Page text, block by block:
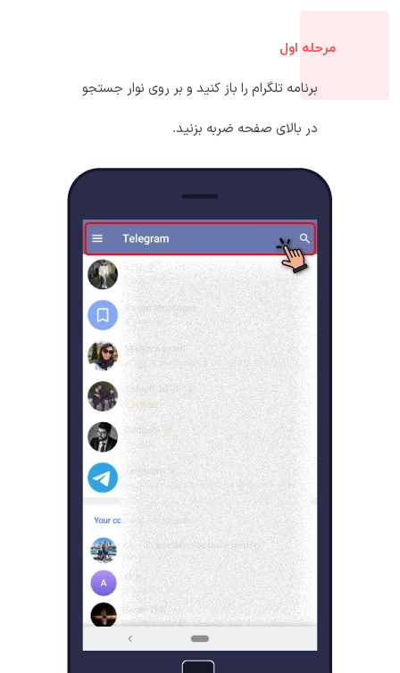
مرحله اول
برنامه تلگرام را باز کنید و بر روی نوار جستجو
در بالای صفحه ضربه بزنید.